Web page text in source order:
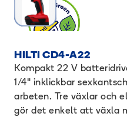
HILTI CD4-A22
Kompakt 22 V
1/4" inklickbar
arbeten. Tre växlar och
gör det enkelt att växla